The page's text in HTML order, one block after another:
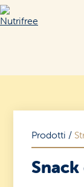
Sorridi, è
Prodotti /